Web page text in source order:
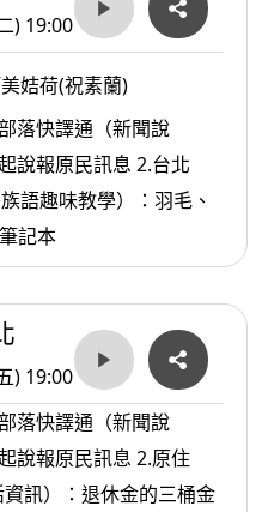
) 19:00
姞荷(祝素蘭)
落快譯通（新聞說
原民訊息 2.台北
語趣味教學）：羽毛、
記本
) 19:00
落快譯通（新聞說
原民訊息 2.原住
訊）：退休金的三桶金